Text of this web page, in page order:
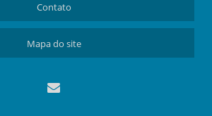
Contato
Mapa do site